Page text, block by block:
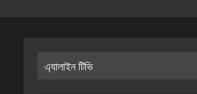
এ্যালাইন টিভি